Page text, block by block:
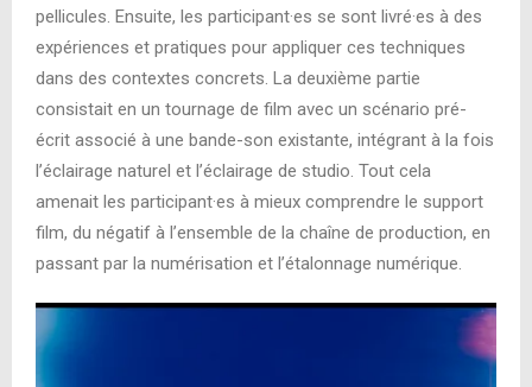
pellicules. Ensuite, les participant·es se sont livré·es à des
expériences et pratiques pour appliquer ces techniques
dans des contextes concrets. La deuxième partie
consistait en un tournage de film avec un scénario pré-
écrit associé à une bande-son existante, intégrant à la fois
l’éclairage naturel et l’éclairage de studio. Tout cela
amenait les participant·es à mieux comprendre le support
film, du négatif à l’ensemble de la chaîne de production, en
passant par la numérisation et l’étalonnage numérique.